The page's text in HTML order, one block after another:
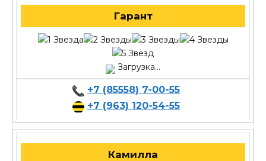
Гарант
Загрузка...
+7 (85558) 7-00-55
+7 (963) 120-54-55
Камилла